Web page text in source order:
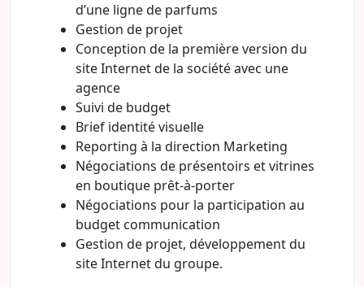
d’une ligne de parfums
Gestion de projet
Conception de la première version du
site Internet de la société avec une
agence
Suivi de budget
Brief identité visuelle
Reporting à la direction Marketing
Négociations de présentoirs et vitrines
en boutique prêt-à-porter
Négociations pour la participation au
budget communication
Gestion de projet, développement du
site Internet du groupe.